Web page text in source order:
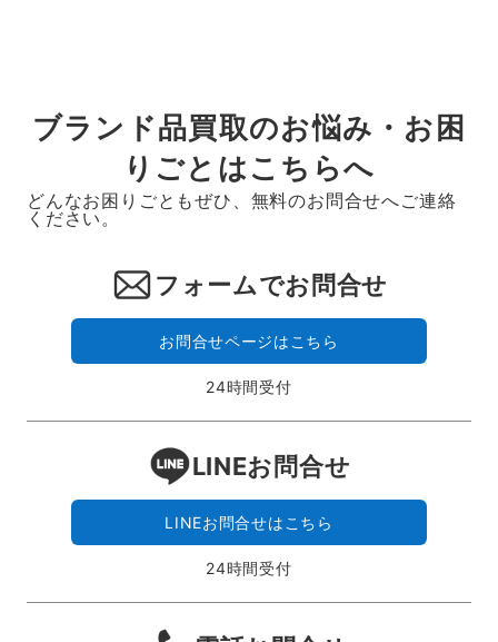
ブランド品買取のお悩み・お困
りごとはこちらへ
どんなお困りごともぜひ、無料のお問合せへご連絡
ください。
フォームでお問合せ
お問合せページはこちら
24時間受付
LINEお問合せ
LINEお問合せはこちら
24時間受付